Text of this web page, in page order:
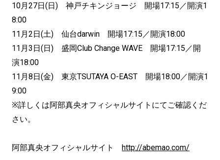
10月27日(日) 神戸チキンジョージ 開場17:15／開演1
8:00
11月2日(土) 仙台darwin 開場17:15／開演18:00
11月3日(日) 盛岡Club Change WAVE 開場17:15／開
演18:00
11月8日(金) 東京TSUTAYA O-EAST 開場18:00／開演1
9:00
※詳しくは阿部真央オフィシャルサイトにてご確認くだ
さい。
阿部真央オフィシャルサイト http://abemao.com/